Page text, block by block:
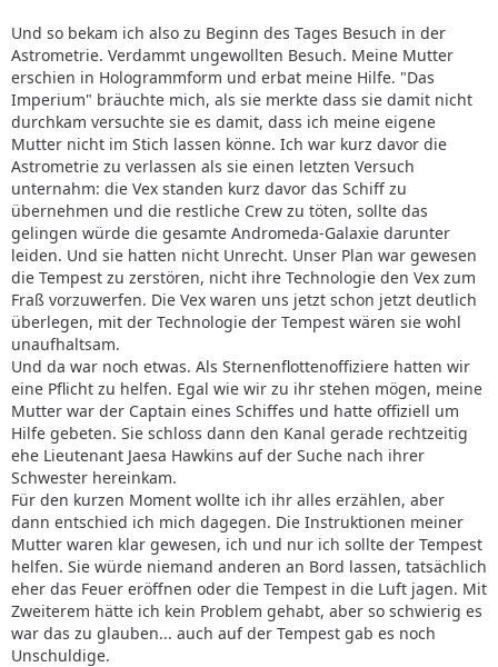
Und so bekam ich also zu Beginn des Tages Besuch in der
Astrometrie. Verdammt ungewollten Besuch. Meine Mutter
erschien in Hologrammform und erbat meine Hilfe. "Das
Imperium" bräuchte mich, als sie merkte dass sie damit nicht
durchkam versuchte sie es damit, dass ich meine eigene
Mutter nicht im Stich lassen könne. Ich war kurz davor die
Astrometrie zu verlassen als sie einen letzten Versuch
unternahm: die Vex standen kurz davor das Schiff zu
übernehmen und die restliche Crew zu töten, sollte das
gelingen würde die gesamte Andromeda-Galaxie darunter
leiden. Und sie hatten nicht Unrecht. Unser Plan war gewesen
die Tempest zu zerstören, nicht ihre Technologie den Vex zum
Fraß vorzuwerfen. Die Vex waren uns jetzt schon jetzt deutlich
überlegen, mit der Technologie der Tempest wären sie wohl
unaufhaltsam.
Und da war noch etwas. Als Sternenflottenoffiziere hatten wir
eine Pflicht zu helfen. Egal wie wir zu ihr stehen mögen, meine
Mutter war der Captain eines Schiffes und hatte offiziell um
Hilfe gebeten. Sie schloss dann den Kanal gerade rechtzeitig
ehe Lieutenant Jaesa Hawkins auf der Suche nach ihrer
Schwester hereinkam.
Für den kurzen Moment wollte ich ihr alles erzählen, aber
dann entschied ich mich dagegen. Die Instruktionen meiner
Mutter waren klar gewesen, ich und nur ich sollte der Tempest
helfen. Sie würde niemand anderen an Bord lassen, tatsächlich
eher das Feuer eröffnen oder die Tempest in die Luft jagen. Mit
Zweiterem hätte ich kein Problem gehabt, aber so schwierig es
war das zu glauben... auch auf der Tempest gab es noch
Unschuldige.